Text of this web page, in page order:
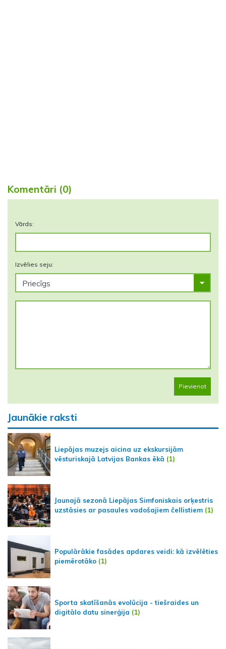
Komentāri (0)
Vārds:
Izvēlies seju:
Pievienot
Jaunākie raksti
Liepājas muzejs aicina uz ekskursijām
vēsturiskajā Latvijas Bankas ēkā (1)
Jaunajā sezonā Liepājas Simfoniskais orķestris
uzstāsies ar pasaules vadošajiem čellistiem (1)
Populārākie fasādes apdares veidi: kā izvēlēties
piemērotāko (1)
Sporta skatīšanās evolūcija - tiešraides un
digitālo datu sinerģija (1)